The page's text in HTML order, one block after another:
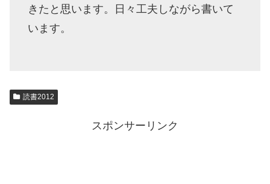
きたと思います。日々工夫しながら書いて
います。
読書2012
スポンサーリンク